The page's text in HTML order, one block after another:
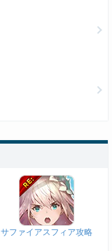
サファイアスフィア攻略